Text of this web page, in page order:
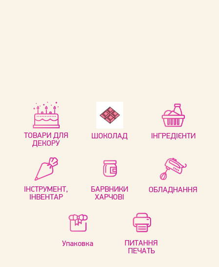
ТОВАРИ ДЛЯ
ДЕКОРУ
ШОКОЛАД ІНГРЕДІЄНТИ
ІНСТРУМЕНТ,
ІНВЕНТАР
БАРВНИКИ
ХАРЧОВІ
ОБЛАДНАННЯ
Упаковка
ПИТАННЯ
ПЕЧАТЬ